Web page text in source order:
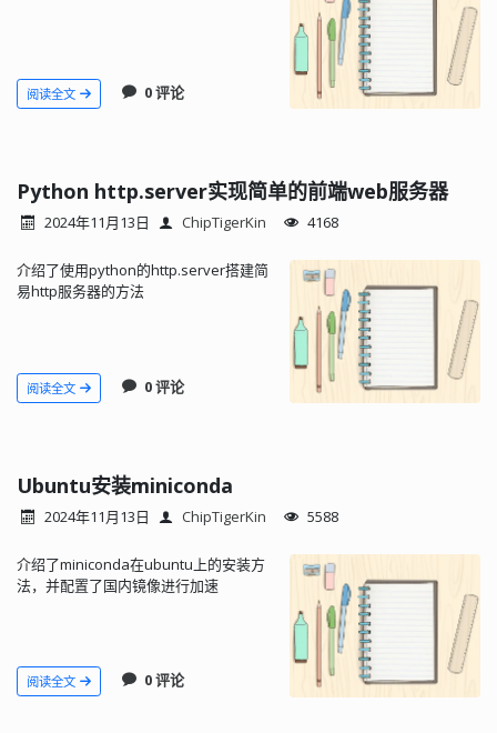
阅读全文 0 评论
Python http.server实现简单的前端web服务器
2024年11月13日 ChipTigerKin 4168
介绍了使用python的http.server搭建简
易http服务器的方法
阅读全文 0 评论
Ubuntu安装miniconda
2024年11月13日 ChipTigerKin 5588
介绍了miniconda在ubuntu上的安装方
法，并配置了国内镜像进行加速
阅读全文 0 评论